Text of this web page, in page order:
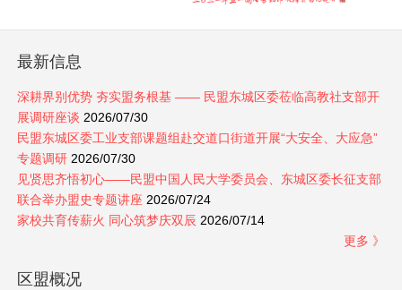
最新信息
深耕界别优势 夯实盟务根基 —— 民盟东城区委莅临高教社支部开
展调研座谈 2026/07/30
民盟东城区委工业支部课题组赴交道口街道开展“大安全、大应急”
专题调研2026/07/30
见贤思齐悟初心——民盟中国人民大学委员会、东城区委长征支部
联合举办盟史专题讲座 2026/07/24
家校共育传薪火 同心筑梦庆双辰 2026/07/14
更多 》
区盟概况